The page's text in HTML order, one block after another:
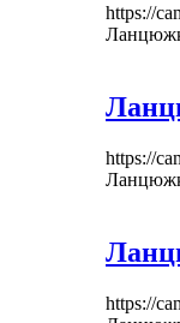
https://
https://
https://